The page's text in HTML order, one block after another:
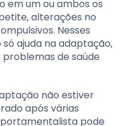
em um ou ambos os
alterações no
Nesses
ajuda na adaptação,
de saúde
não estiver
após várias
pode